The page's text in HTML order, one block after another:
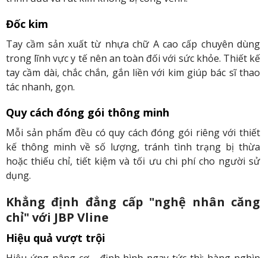
Đốc kim
Tay cầm sản xuất từ nhựa chữ A cao cấp chuyên dùng
trong lĩnh vực y tế nên an toàn đối với sức khỏe. Thiết kế
tay cầm dài, chắc chắn, gắn liền với kim giúp bác sĩ thao
tác nhanh, gọn.
Quy cách đóng gói thông minh
Mỗi sản phẩm đều có quy cách đóng gói riêng với thiết
kế thông minh về số lượng, tránh tình trạng bị thừa
hoặc thiếu chỉ, tiết kiệm và tối ưu chi phí cho người sử
dụng.
Khẳng định đẳng cấp "nghệ nhân căng
chỉ" với JBP Vline
Hiệu quả vượt trội